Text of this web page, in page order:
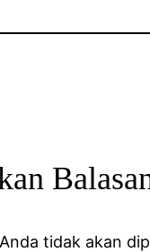
tidak akan